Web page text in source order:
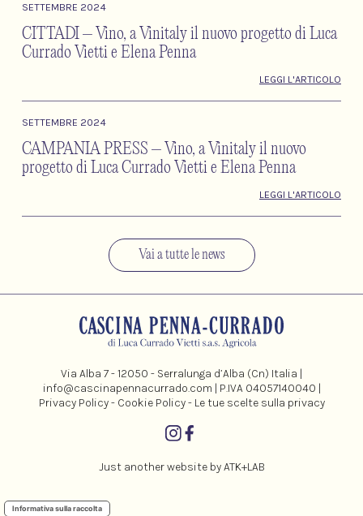
SETTEMBRE 2024
CITTADI – Vino, a Vinitaly il nuovo progetto di Luca
Currado Vietti e Elena Penna
LEGGI L'ARTICOLO
SETTEMBRE 2024
CAMPANIA PRESS – Vino, a Vinitaly il nuovo
progetto di Luca Currado Vietti e Elena Penna
LEGGI L'ARTICOLO
Vai a tutte le news
Via Alba 7 - 12050 - Serralunga d’Alba (Cn) Italia |
info@cascinapennacurrado.com | P.IVA 04057140040 |
Privacy Policy- Cookie Policy- Le tue scelte sulla privacy
Just another website byATK+LAB
Informativa sulla raccolta